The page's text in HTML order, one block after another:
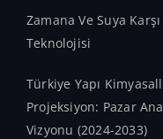
Zamana Ve Suya
Teknolojisi
Türkiye Yapı
Projeksiyon: Pazar
Vizyonu (2024-2033)